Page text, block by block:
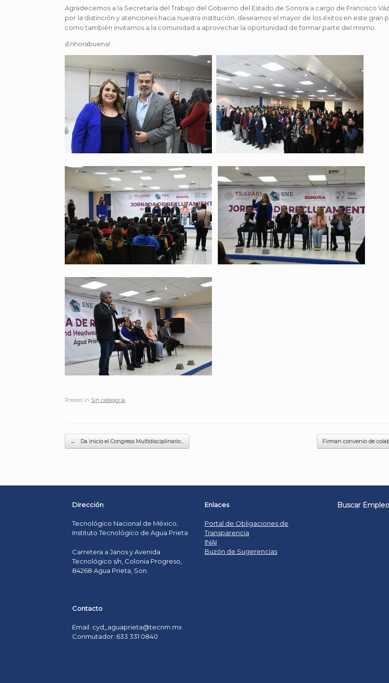
Agradecemos a la Secretaría del Trabajo del Gobierno del Estado de Sonora a cargo de Francisco
por la distinción y atenciones hacia nuestra institución, deseamos el mayor de los éxitos en este gran
como también invitamos a la comunidad a aprovechar la oportunidad de formar parte del mismo.
¡Enhorabuena!
Posted in Sin categoría.
Post navigation
← Da inicio el Congreso Multidisciplinario… Firman convenio de
Dirección
Tecnológico Nacional de México,
Instituto Tecnológico de Agua Prieta
Carretera a Janos y Avenida
Tecnológico s/n, Colonia Progreso,
84268 Agua Prieta, Son.
Contacto
Email: cyd_aguaprieta@tecnm.mx
Conmutador: 633 331 0840
Enlaces
Portal de Obligaciones de
Transparencia
INAI
Buzón de Sugerencias
Buscar Empleo